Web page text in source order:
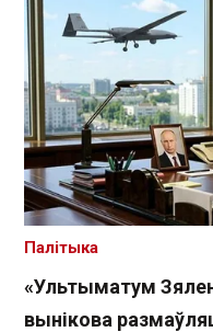
«Ультыматум
вынікова
Палітыка